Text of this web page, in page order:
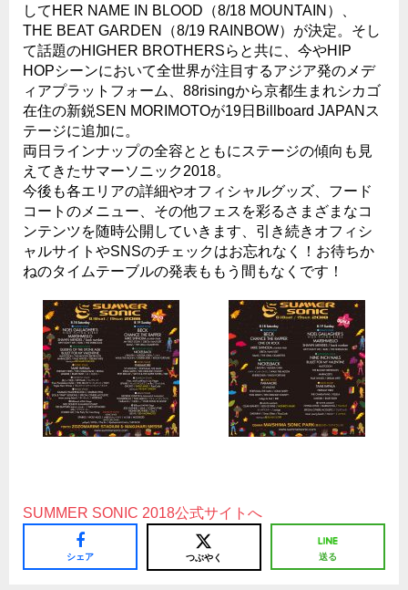
してHER NAME IN BLOOD（8/18 MOUNTAIN）、
THE BEAT GARDEN（8/19 RAINBOW）が決定。そし
て話題のHIGHER BROTHERSらと共に、今やHIP
HOPシーンにおいて全世界が注目するアジア発のメデ
ィアプラットフォーム、88risingから京都生まれシカゴ
在住の新鋭SEN MORIMOTOが19日Billboard JAPANス
テージに追加に。
両日ラインナップの全容とともにステージの傾向も見
えてきたサマーソニック2018。
今後も各エリアの詳細やオフィシャルグッズ、フード
コートのメニュー、その他フェスを彩るさまざまなコ
ンテンツを随時公開していきます、引き続きオフィシ
ャルサイトやSNSのチェックはお忘れなく！お待ちか
ねのタイムテーブルの発表ももう間もなくです！
SUMMER SONIC 2018公式サイトへ
シェア つぶやく 送る